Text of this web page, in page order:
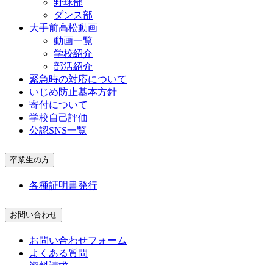
野球部
ダンス部
大手前高松動画
動画一覧
学校紹介
部活紹介
緊急時の対応について
いじめ防止基本方針
寄付について
学校自己評価
公認SNS一覧
卒業生の方
各種証明書発行
お問い合わせ
お問い合わせフォーム
よくある質問